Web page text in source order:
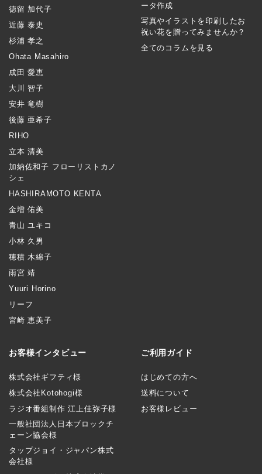
徳留 加代子
近藤 泰史
杉浦 孝之
Ohata Masahiro
成田 愛恵
大川 智子
安井 竜樹
後藤 亜希子
RIHO
立本 清美
加納佐和子 フローリストカノ
シェ
HASHIRAMOTO KENTA
金増 佑美
青山 ユキコ
小林 久男
穂積 木綿子
雨宮 靖
Yuuri Horino
リーフ
宮崎 恵美子
ータ作成
写真やイラストを印刷したお
祝い花を贈ってみませんか？
全てのコラムを見る
お客様インタビュー
株式会社ギフティ様
株式会社Kotohogi様
ラジオ番組制作 江上佳弥子様
一般社団法人日本ブロックチ
ェーン協会様
タップジョイ・ジャパン株式
会社様
ご利用ガイド
はじめての方へ
送料について
お客様レビュー